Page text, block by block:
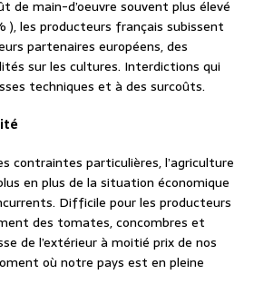
de main-d’oeuvre souvent plus élevé
), les producteurs français subissent
partenaires européens, des
sur les cultures. Interdictions qui
techniques et à des surcoûts.
contraintes particulières, l’agriculture
en plus de la situation économique
Difficile pour les producteurs
des tomates, concombres et
de l’extérieur à moitié prix de nos
où notre pays est en pleine